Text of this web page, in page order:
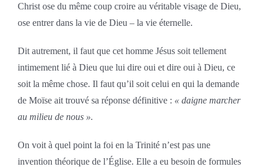
Christ ose du même coup croire au véritable visage de Dieu,
ose entrer dans la vie de Dieu – la vie éternelle.
Dit autrement, il faut que cet homme Jésus soit tellement
intimement lié à Dieu que lui dire oui et dire oui à Dieu, ce
soit la même chose. Il faut qu’il soit celui en qui la demande
de Moïse ait trouvé sa réponse définitive : « daigne marcher
au milieu de nous ».
On voit à quel point la foi en la Trinité n’est pas une
invention théorique de l’Église. Elle a eu besoin de formules